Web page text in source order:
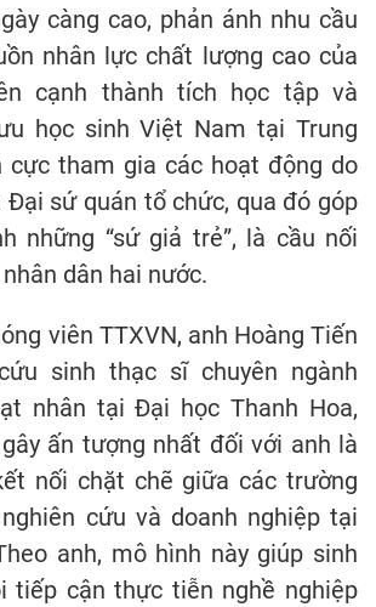
càng cao, phản ánh nhu cầu
nhân lực chất lượng cao của
cạnh thành tích học tập và
học sinh Việt Nam tại Trung
cực tham gia các hoạt động do
Đại sứ quán tổ chức, qua đó góp
những “sứ giả trẻ”, là cầu nối
dân hai nước.
viên TTXVN, anh Hoàng Tiến
sinh thạc sĩ chuyên ngành
nhân tại Đại học Thanh Hoa,
ấn tượng nhất đối với anh là
nối chặt chẽ giữa các trường
cứu và doanh nghiệp tại
anh, mô hình này giúp sinh
tiếp cận thực tiễn nghề nghiệp